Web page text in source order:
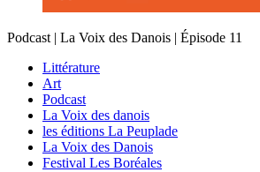
Podcast | La Voix des Danois | Épisode 11
Littérature
Art
Podcast
La Voix des danois
les éditions La Peuplade
La Voix des Danois
Festival Les Boréales